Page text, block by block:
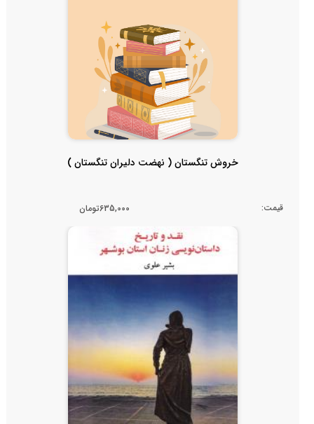
خروش تنگستان ( نهضت دلیران تنگستان )
قیمت: 635,000تومان